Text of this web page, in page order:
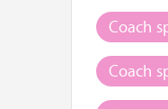
Coach
Coach